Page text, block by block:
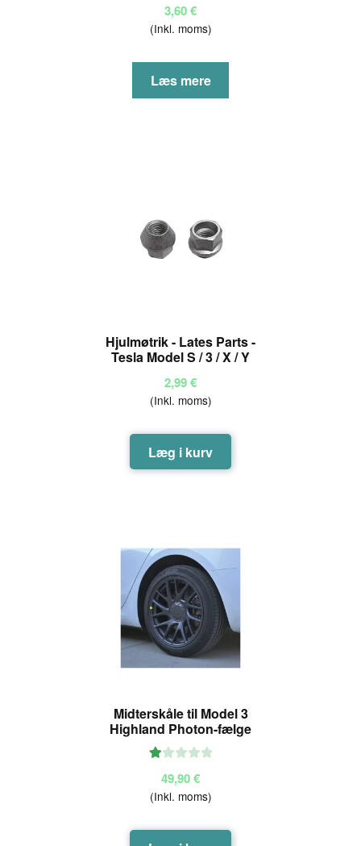
3,60€
(Inkl. moms)
Læs mere
Hjulmøtrik - Lates Parts -
Tesla Model S / 3 / X / Y
2,99€
(Inkl. moms)
Læg i kurv
Midterskåle til Model 3
Highland Photon-fælge
de
49,90€
(Inkl. moms)